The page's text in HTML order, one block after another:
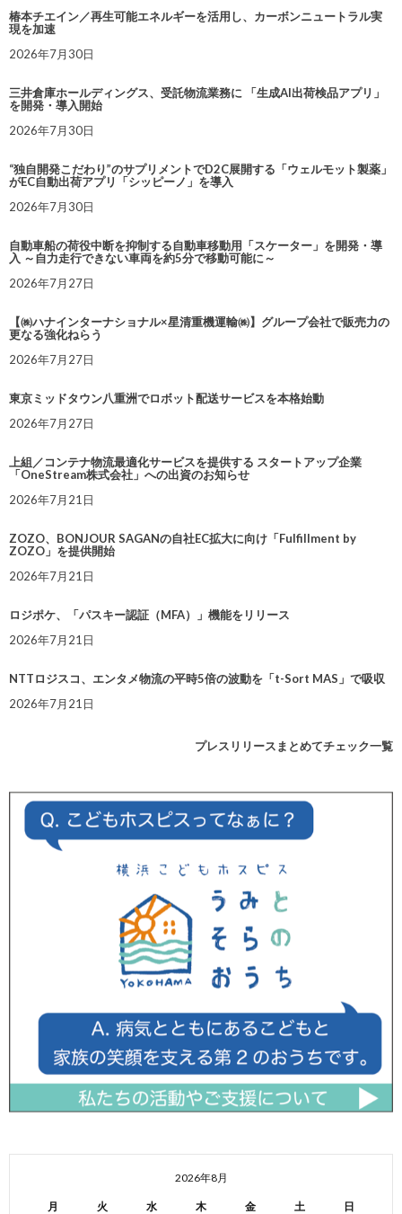
椿本チエイン／再生可能エネルギーを活用し、カーボンニュートラル実
現を加速
2026年7月30日
三井倉庫ホールディングス、受託物流業務に 「生成AI出荷検品アプリ」
を開発・導入開始
2026年7月30日
“独自開発こだわり”のサプリメントでD2C展開する「ウェルモット製薬」
がEC自動出荷アプリ「シッピーノ」を導入
2026年7月30日
自動車船の荷役中断を抑制する自動車移動用「スケーター」を開発・導
入 ～自力走行できない車両を約5分で移動可能に～
2026年7月27日
【㈱ハナインターナショナル×星清重機運輸㈱】グループ会社で販売力の
更なる強化ねらう
2026年7月27日
東京ミッドタウン八重洲でロボット配送サービスを本格始動
2026年7月27日
上組／コンテナ物流最適化サービスを提供する スタートアップ企業
「OneStream株式会社」への出資のお知らせ
2026年7月21日
ZOZO、BONJOUR SAGANの自社EC拡大に向け「Fulfillment by
ZOZO」を提供開始
2026年7月21日
ロジポケ、「パスキー認証（MFA）」機能をリリース
2026年7月21日
NTTロジスコ、エンタメ物流の平時5倍の波動を「t-Sort MAS」で吸収
2026年7月21日
プレスリリースまとめてチェック一覧
2026年8月
月 火 水 木 金 土 日